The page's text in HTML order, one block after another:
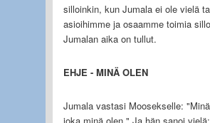
silloinkin, kun Jumala ei ole vielä
asioihimme ja osaamme toimia
Jumalan aika on tullut.
EHJE - MINÄ OLEN
Jumala vastasi Moosekselle: